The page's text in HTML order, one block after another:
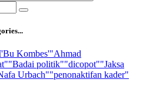
'Bu Kombes'"Ahmad
"Badai politik""dicopot""Jaksa
Urbach""penonaktifan kader"